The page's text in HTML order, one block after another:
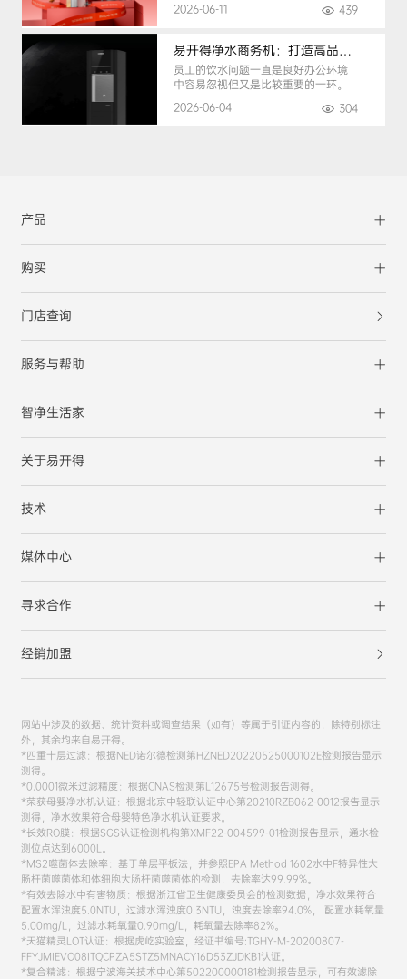
2026-06-11
439
易开得净水商务机：打造高品质办公健康饮水环境
员工的饮水问题一直是良好办公环境
中容易忽视但又是比较重要的一环。
2026-06-04
304
产品
购买
门店查询
服务与帮助
智净生活家
关于易开得
技术
媒体中心
寻求合作
经销加盟
网站中涉及的数据、统计资料或调查结果（如有）等属于引证内容的，除特别标注
外，其余均来自易开得。
*四重十层过滤：根据NED诺尔德检测第HZNED20220525000102E检测报告显示
测得。
*0.0001微米过滤精度：根据CNAS检测第L12675号检测报告测得。
*荣获母婴净水机认证：根据北京中轻联认证中心第20210RZB062-0012报告显示
测得，净水效果符合母婴特色净水机认证要求。
*长效RO膜：根据SGS认证检测机构第XMF22-004599-01检测报告显示，通水检
测位点达到6000L。
*MS2噬菌体去除率：基于单层平板法，并参照EPA Method 1602水中F特异性大
肠杆菌噬菌体和体细胞大肠杆菌噬菌体的检测，去除率达99.99%。
*有效去除水中有害物质：根据浙江省卫生健康委员会的检测数据，净水效果符合
配置水浑浊度5.0NTU，过滤水浑浊度0.3NTU，浊度去除率94.0%， 配置水耗氧量
5.00mg/L，过滤水耗氧量0.90mg/L，耗氧量去除率82%。
*天猫精灵LOT认证：根据虎屹实验室，经证书编号:TGHY-M-20200807-
FFYJMIEVO08ITQCPZA5STZ5MNACY16D53ZJDKB1认证。
*复合精滤：根据宁波海关技术中心第502200000181检测报告显示，可有效滤除